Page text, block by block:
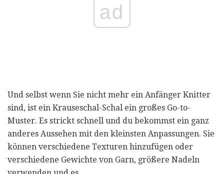
ad
Und selbst wenn Sie nicht mehr ein Anfänger Knitter
sind, ist ein Krauseschal-Schal ein großes Go-to-
Muster. Es strickt schnell und du bekommst ein ganz
anderes Aussehen mit den kleinsten Anpassungen. Sie
können verschiedene Texturen hinzufügen oder
verschiedene Gewichte von Garn, größere Nadeln